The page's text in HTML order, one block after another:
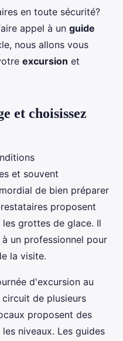
en toute sécurité?
appel à un guide
nous allons vous
excursion et
et choisissez
et souvent
de bien préparer
proposent
grottes de glace. Il
un professionnel pour
la visite.
d'excursion au
de plusieurs
proposent des
niveaux. Les guides